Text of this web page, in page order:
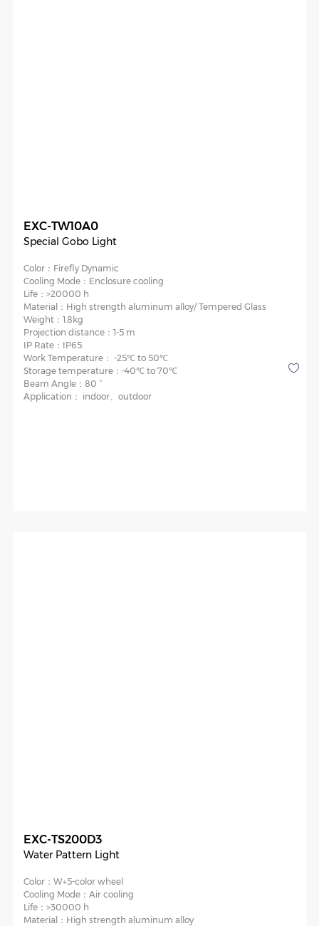
EXC-TW10A0
Special Gobo Light
Color： Firefly Dynamic
Cooling Mode： Enclosure cooling
Life： >20000 h
Material： High strength aluminum alloy/ Tempered Glass
Weight： 1.8kg
Projection distance： 1-5 m
IP Rate： IP65
Work Temperature： -25℃ to 50℃
Storage temperature： -40℃ to 70℃
Beam Angle： 80 °
Application： indoor、outdoor
EXC-TS200D3
Water Pattern Light
Color： W+5-color wheel
Cooling Mode： Air cooling
Life： >30000 h
Material： High strength aluminum alloy